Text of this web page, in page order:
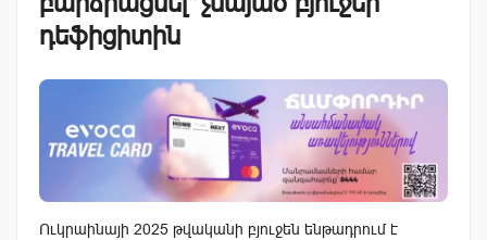
դեֆիցիտին
Ուկրաինայի 2025 թվականի բյուջեն ենթադրում է